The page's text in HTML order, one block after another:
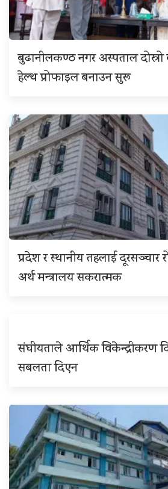
बुढानीलकण्ठ नगर अस्पताल दोस्रो
हेल्थ प्रोफाइल बनाउन सुरू
प्रदेश र स्थानीय तहलाई दूरसञ्चार
अर्थ मन्त्रालय सकरात्मक
संघीयताले आर्थिक विकेन्द्रीकरण
सबलता दिएन